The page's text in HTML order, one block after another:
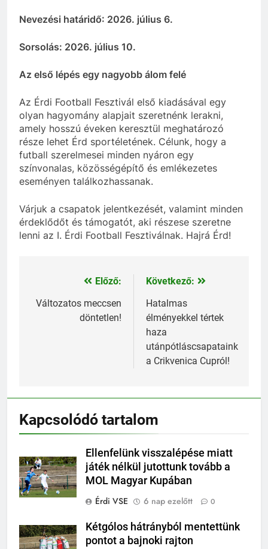
Nevezési határidő: 2026. július 6.
Sorsolás: 2026. július 10.
Az első lépés egy nagyobb álom felé
Az Érdi Football Fesztivál első kiadásával egy
olyan hagyomány alapjait szeretnénk lerakni,
amely hosszú éveken keresztül meghatározó
része lehet Érd sportéletének. Célunk, hogy a
futball szerelmesei minden nyáron egy
színvonalas, közösségépítő és emlékezetes
eseményen találkozhassanak.
Várjuk a csapatok jelentkezését, valamint minden
érdeklődőt és támogatót, aki részese szeretne
lenni az I. Érdi Football Fesztiválnak. Hajrá Érd!
Bejegyzés
navigáció
Előző:
Változatos meccsen
döntetlen!
Következő:
Hatalmas
élményekkel tértek
haza
utánpótláscsapataink
a Crikvenica Cupról!
Kapcsolódó tartalom
Ellenfelünk visszalépése miatt
játék nélkül jutottunk tovább a
MOL Magyar Kupában
Érdi VSE
6 nap ezelőtt 0
Kétgólos hátrányból mentettünk
pontot a bajnoki rajton